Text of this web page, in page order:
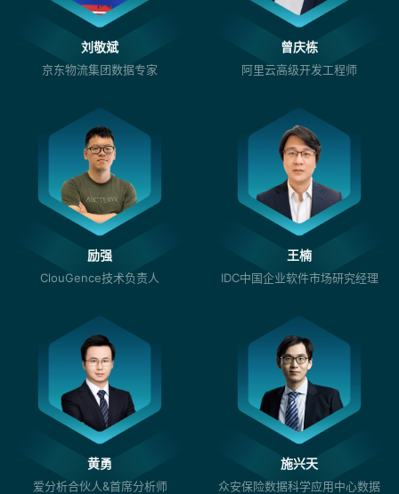
刘敬斌
京东物流集团数据专家
曾庆栋
阿里云高级开发工程师
励强
ClouGence技术负责人
王楠
IDC中国企业软件市场研究经理
黄勇
爱分析合伙人&首席分析师
施兴天
众安保险数据科学应用中心数据